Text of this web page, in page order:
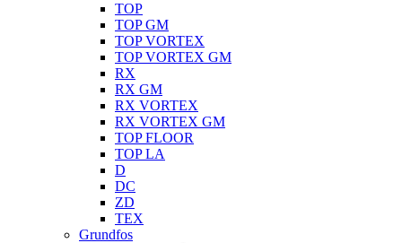
TOP
TOP GM
TOP VORTEX
TOP VORTEX GM
RX
RX GM
RX VORTEX
RX VORTEX GM
TOP FLOOR
TOP LA
D
DC
ZD
TEX
Grundfos